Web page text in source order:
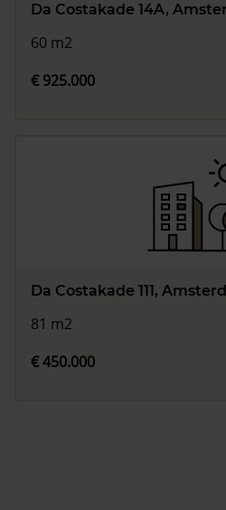
Da Costakade 14A,
60 m2
€ 925.000
Da Costakade 111,
81 m2
€ 450.000